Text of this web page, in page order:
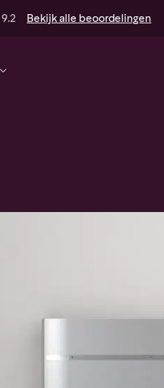
9.2 Bekijkalle beoordelingen